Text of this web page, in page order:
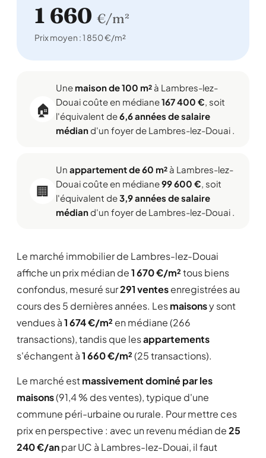
1 660 €/m²
Prix moyen : 1 850 €/m²
🏠
Une maison de 100 m² à Lambres-lez-
Douai coûte en médiane167 400 €, soit
l'équivalent de6,6 années de salaire
médiand'un foyer de Lambres-lez-Douai .
🏢
Un appartement de 60 m² à Lambres-lez-
Douai coûte en médiane99 600 €, soit
l'équivalent de3,9 années de salaire
médiand'un foyer de Lambres-lez-Douai .
Le marché immobilier de Lambres-lez-Douai
affiche un prix médian de1 670 €/m²tous biens
confondus, mesuré sur291 ventesenregistrées au
cours des 5 dernières années. Lesmaisonsy sont
vendues à1 674 €/m² en médiane (266
transactions), tandis que lesappartements
s'échangent à1 660 €/m²(25 transactions).
Le marché estmassivement dominé par les
maisons(91,4 % des ventes), typique d'une
commune péri-urbaine ou rurale. Pour mettre ces
prix en perspective : avec un revenu médian de25
240 €/anpar UC à Lambres-lez-Douai, il faut